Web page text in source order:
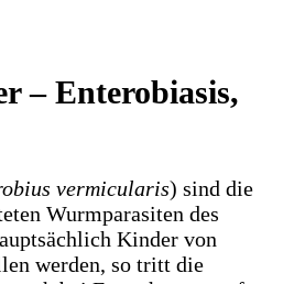
– Enterobiasis,
vermicularis) sind die
Wurmparasiten des
Kinder von
werden, so tritt die